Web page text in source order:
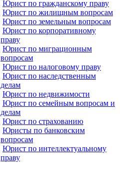
Юрист по гражданскому праву
Юрист по жилищным вопросам
Юрист по земельным вопросам
Юрист по корпоративному
праву
Юрист по миграционным
вопросам
Юрист по налоговому праву
Юрист по наследственным
делам
Юрист по недвижимости
Юрист по семейным вопросам и
делам
Юрист по страхованию
Юристы по банковским
вопросам
Юрист по интеллектуальному
праву